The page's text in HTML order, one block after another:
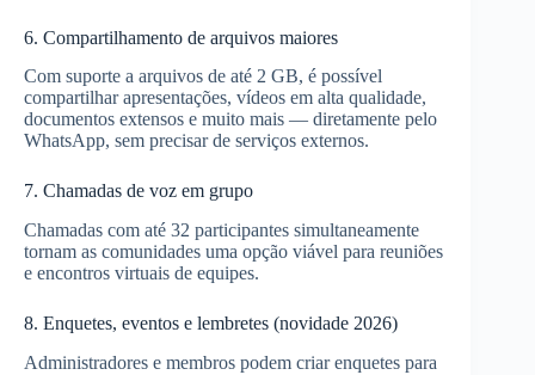
6. Compartilhamento de arquivos maiores
Com suporte a arquivos de até 2 GB, é possível
compartilhar apresentações, vídeos em alta qualidade,
documentos extensos e muito mais — diretamente pelo
WhatsApp, sem precisar de serviços externos.
7. Chamadas de voz em grupo
Chamadas com até 32 participantes simultaneamente
tornam as comunidades uma opção viável para reuniões
e encontros virtuais de equipes.
8. Enquetes, eventos e lembretes (novidade 2026)
Administradores e membros podem criar enquetes para